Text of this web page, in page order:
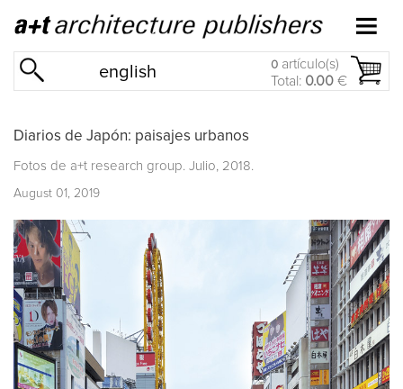
english 0 artículo(s)
Total: 0.00 €
Diarios de Japón: paisajes urbanos
Fotos de a+t research group. Julio, 2018.
August 01, 2019